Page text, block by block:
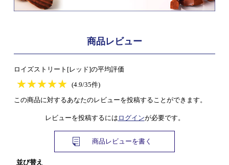
商品レビュー
ロイズストリート[レッド]の平均評価
★★★★★
★★★★★
(4.9/35件)
この商品に対するあなたのレビューを投稿することができます。
レビューを投稿するには ログインが必要です。
商品レビューを書く
並び替え